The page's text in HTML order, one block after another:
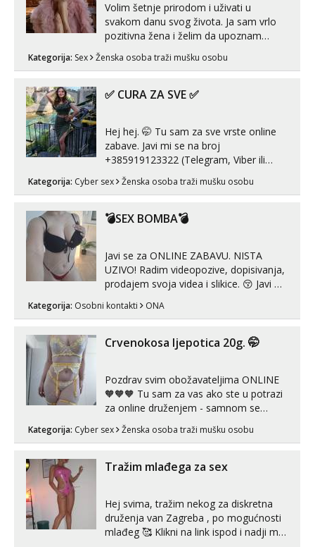
Volim šetnje prirodom i uživati u
svakom danu svog života. Ja sam vrlo
pozitivna žena i želim da upoznam
može i nešto više.💋🌺 Klikni na link
Kategorija: Sex Ženska osoba traži mušku osobu
✅ CURA ZA SVE ✅
Hej hej. 🤭 Tu sam za sve vrste online
zabave. Javi mi se na broj
+385919123322 (Telegram, Viber ili
Whatsapp). 🤙 NE javljaj se na uzivo.
Hvala.
Kategorija: Cyber sex Ženska osoba traži mušku osobu
💣SEX BOMBA💣
Javi se za ONLINE ZABAVU. NISTA
UZIVO! Radim videopozive, dopisivanja,
prodajem svoja videa i slikice. 😚 Javi mi
Telegram. +385 91 723 0045
Kategorija: Osobni kontakti ONA
Crvenokosa ljepotica 20g. 🤭
Pozdrav svim obožavateljima ONLINE
🧡🧡🧡 Tu sam za vas ako ste u potrazi
za online druženjem - samnom se
možete zabaviti preko videopoziva, ili
ako vam nisam dovoljna radim i u paru i
😉 Radim i vruća tipkanja uz slike i hot
line pozive. Za vas sam pripremila ...
Kategorija: Cyber sex Ženska osoba traži mušku osobu
Tražim mlađega za sex
Hej svima, tražim nekog za diskretna
druženja van Zagreba , po mogućnosti
mlađeg 🥰 Klikni na link ispod i nadji me